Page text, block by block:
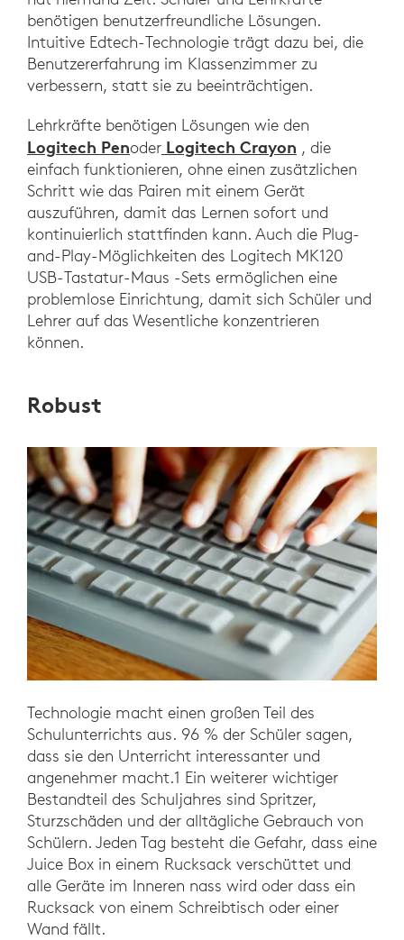
benötigen benutzerfreundliche Lösungen.
Intuitive Edtech-Technologie trägt dazu bei, die
Benutzererfahrung im Klassenzimmer zu
verbessern, statt sie zu beeinträchtigen.
Lehrkräfte benötigen Lösungen wie den
Logitech Penoder Logitech Crayon , die
einfach funktionieren, ohne einen zusätzlichen
Schritt wie das Pairen mit einem Gerät
auszuführen, damit das Lernen sofort und
kontinuierlich stattfinden kann. Auch die Plug-
and-Play-Möglichkeiten des Logitech MK120
USB-Tastatur-Maus -Sets ermöglichen eine
problemlose Einrichtung, damit sich Schüler und
Lehrer auf das Wesentliche konzentrieren
können.
Robust
Technologie macht einen großen Teil des
Schulunterrichts aus. 96 % der Schüler sagen,
dass sie den Unterricht interessanter und
angenehmer macht.1 Ein weiterer wichtiger
Bestandteil des Schuljahres sind Spritzer,
Sturzschäden und der alltägliche Gebrauch von
Schülern. Jeden Tag besteht die Gefahr, dass eine
Juice Box in einem Rucksack verschüttet und
alle Geräte im Inneren nass wird oder dass ein
Rucksack von einem Schreibtisch oder einer
Wand fällt.